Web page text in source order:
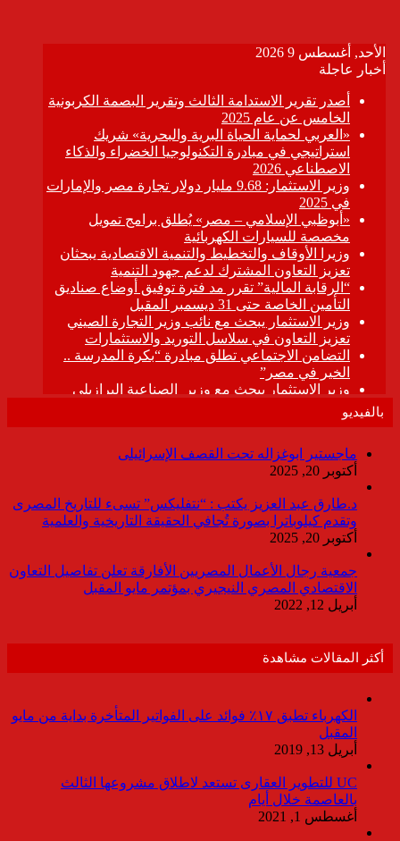
بالفيديو
ماجستير ابوغزاله تحت القصف الإسرائيلى
أكتوبر 20, 2025
د.طارق عبد العزيز يكتب : “نتفليكس” تسىء للتاريخ المصرى
وتقدم كيلوباترا بصورة تُجافي الحقيقة التاريخية والعلمية
أكتوبر 20, 2025
جمعية رجال الأعمال المصريين الأفارقة تعلن تفاصيل التعاون
الاقتصادي المصري النيجيري بمؤتمر مايو المقبل
أبريل 12, 2022
أكثر المقالات مشاهدة
الكهرباء تطبق ١٧٪ فوائد على الفواتير المتأخرة بداية من مايو
المقبل
أبريل 13, 2019
UC للتطوير العقارى تستعد لاطلاق مشروعها الثالث
بالعاصمة خلال أيام
أغسطس 1, 2021